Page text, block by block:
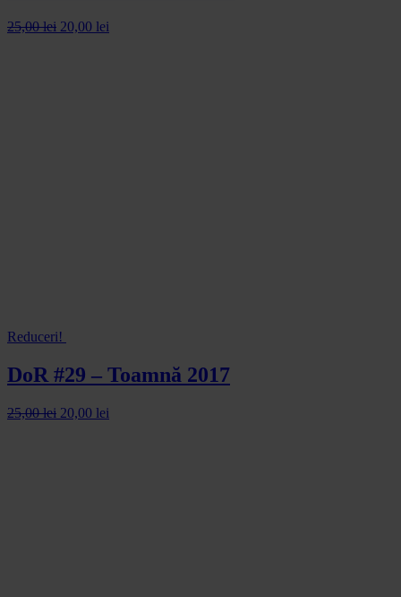
25,00lei 20,00 lei
Reduceri!
DoR #29 – Toamnă 2017
25,00lei 20,00 lei